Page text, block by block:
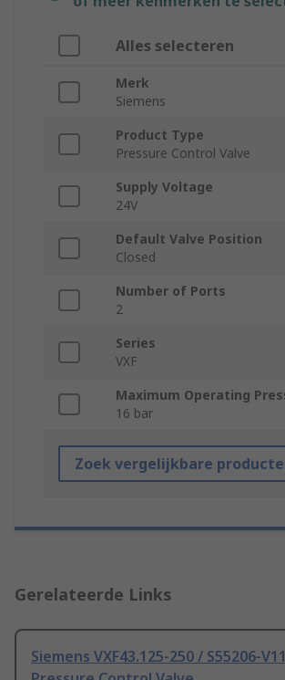
Alles selecteren
Merk
Siemens
Product Type
Pressure Control Valve
Supply Voltage
24V
Default Valve Position
Closed
Number of Ports
2
Series
VXF
Maximum Operating
16 bar
Zoek vergelijkbare
Gerelateerde Links
Siemens VXF43.125-250 / S55206-